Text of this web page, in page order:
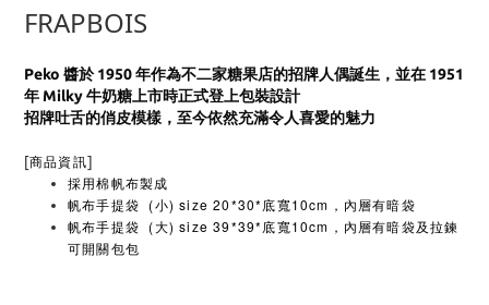
FRAPBOIS
Peko 醬於 1950 年作為不二家糖果店的招牌人偶誕生， 並在 1951
年 Milky 牛奶糖上市時正式登上包裝設計
招牌吐舌的俏皮模樣，至今依然充滿令人喜愛的魅力
[商品資訊]
採用棉帆布製成
帆布手提袋 (小) size 20*30*底寬10cm，內層有暗袋
帆布手提袋 (大) size 39*39*底寬10cm，內層有暗袋及拉鍊
可開關包包